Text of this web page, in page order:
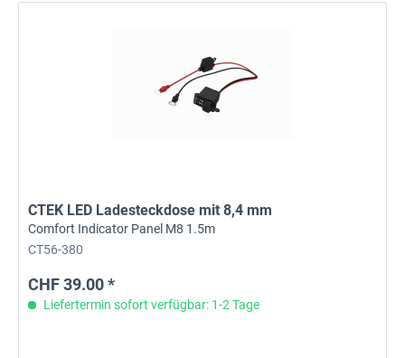
CTEK LED Ladesteckdose mit 8,4 mm
Comfort Indicator Panel M8 1.5m
CT56-380
CHF 39.00 *
Liefertermin sofort verfügbar: 1-2 Tage